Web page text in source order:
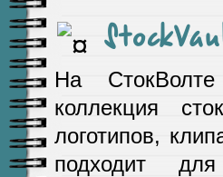
На
коллекция
логотипов,
подходит